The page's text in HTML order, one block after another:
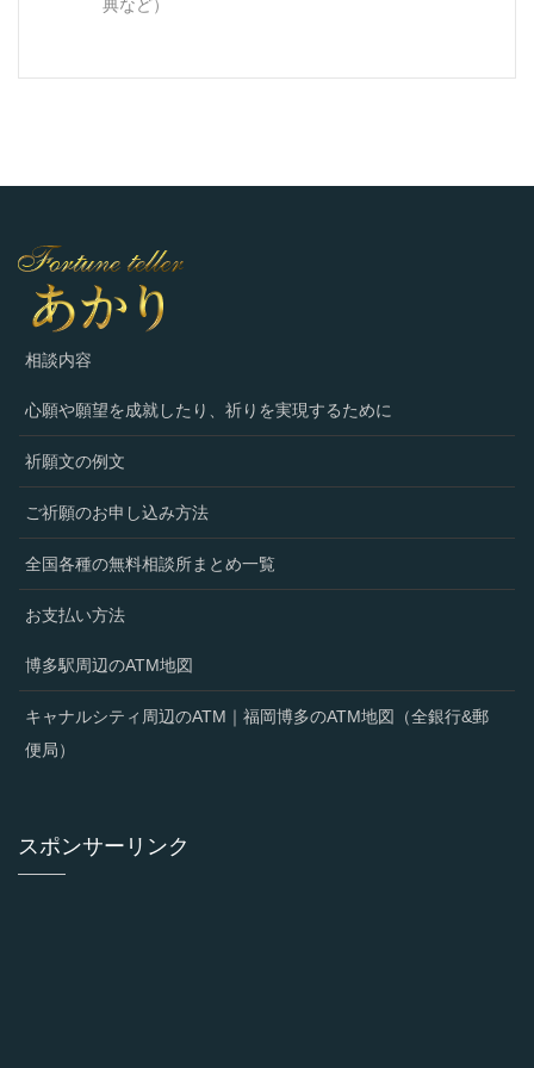
典など）
相談内容
心願や願望を成就したり、祈りを実現するために
祈願文の例文
ご祈願のお申し込み方法
全国各種の無料相談所まとめ一覧
お支払い方法
博多駅周辺のATM地図
キャナルシティ周辺のATM｜福岡博多のATM地図（全銀行&郵
便局）
スポンサーリンク